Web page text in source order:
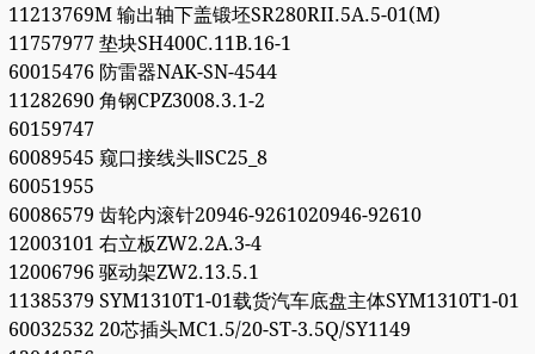
11213769M 输出轴下盖锻坯SR280RII.5A.5-01(M)
11757977 垫块SH400C.11B.16-1
60015476 防雷器NAK-SN-4544
11282690 角钢CPZ3008.3.1-2
60159747
60089545 窥口接线头ⅡSC25_8
60051955
60086579 齿轮内滚针20946-9261020946-92610
12003101 右立板ZW2.2A.3-4
12006796 驱动架ZW2.13.5.1
11385379 SYM1310T1-01载货汽车底盘主体SYM1310T1-01
60032532 20芯插头MC1.5/20-ST-3.5Q/SY1149